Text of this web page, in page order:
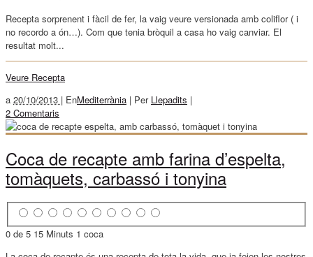
Recepta sorprenent i fàcil de fer, la vaig veure versionada amb coliflor ( i
no recordo a ón…). Com que tenia bròquil a casa ho vaig canviar. El
resultat molt...
Veure Recepta
a 20/10/2013 | EnMediterrània | Per Llepadits |
2 Comentaris
Coca de recapte amb farina d’espelta,
tomàquets, carbassó i tonyina
0 de 5 15 Minuts 1 coca